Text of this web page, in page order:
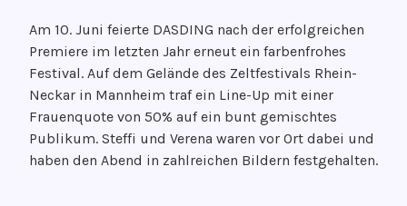
e
r
ö
f
f
e
n
Am 10. Juni feierte DASDING nach der erfolgreichen
Premiere im letzten Jahr erneut ein farbenfrohes
Festival. Auf dem Gelände des Zeltfestivals Rhein-
Neckar in Mannheim traf ein Line-Up mit einer
Frauenquote von 50% auf ein bunt gemischtes
Publikum. Steffi und Verena waren vor Ort dabei und
haben den Abend in zahlreichen Bildern festgehalten.